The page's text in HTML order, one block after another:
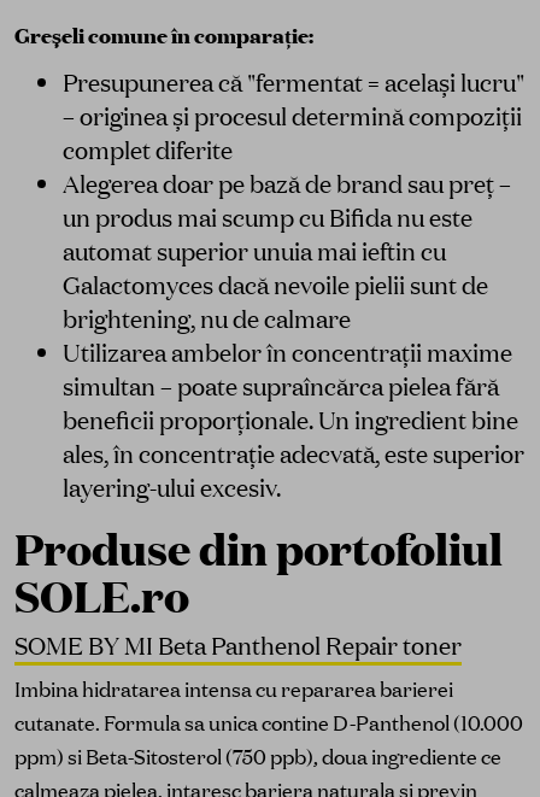
Greșeli comune în comparație:
Presupunerea că "fermentat = același lucru"
– originea și procesul determină compoziții
complet diferite
Alegerea doar pe bază de brand sau preț –
un produs mai scump cu Bifida nu este
automat superior unuia mai ieftin cu
Galactomyces dacă nevoile pielii sunt de
brightening, nu de calmare
Utilizarea ambelor în concentrații maxime
simultan – poate supraîncărca pielea fără
beneficii proporționale. Un ingredient bine
ales, în concentrație adecvată, este superior
layering-ului excesiv.
Produse din portofoliul
SOLE.ro
SOME BY MI Beta Panthenol Repair toner
Imbina hidratarea intensa cu repararea barierei
cutanate. Formula sa unica contine D-Panthenol (10.000
ppm) si Beta-Sitosterol (750 ppb), doua ingrediente ce
calmeaza pielea, intaresc bariera naturala si previn